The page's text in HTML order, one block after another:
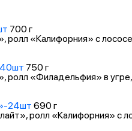
700 г
ролл «Калифорния» с
750 г
ролл «Филадельфия» в
24шт 690 г
ролл «Калифорния» с